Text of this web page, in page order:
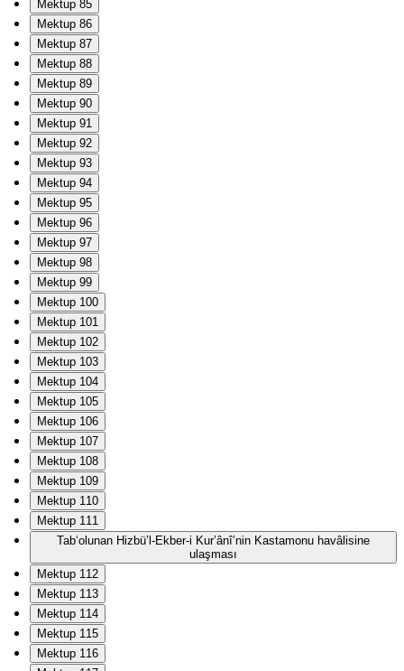
Mektup 85
Mektup 86
Mektup 87
Mektup 88
Mektup 89
Mektup 90
Mektup 91
Mektup 92
Mektup 93
Mektup 94
Mektup 95
Mektup 96
Mektup 97
Mektup 98
Mektup 99
Mektup 100
Mektup 101
Mektup 102
Mektup 103
Mektup 104
Mektup 105
Mektup 106
Mektup 107
Mektup 108
Mektup 109
Mektup 110
Mektup 111
Tab‘olunan Hizbü’l-Ekber-i Kur’ânî’nin Kastamonu havâlisine
ulaşması
Mektup 112
Mektup 113
Mektup 114
Mektup 115
Mektup 116